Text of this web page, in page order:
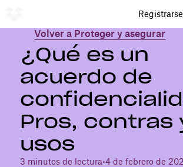
Registrarse
Volver a Proteger y asegurar
¿Qué es un
acuerdo de
Pros, contras
usos
3 minutos de lectura•4 de febrero de